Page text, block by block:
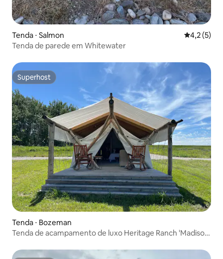
Tenda ⋅ Salmon 4,2 de
4,2 (5)
Tenda de parede em Whitewater
Superhost
Superhost
Tenda ⋅ Bozeman
Tenda de acampamento de luxo Heritage Ranch 'Madison'